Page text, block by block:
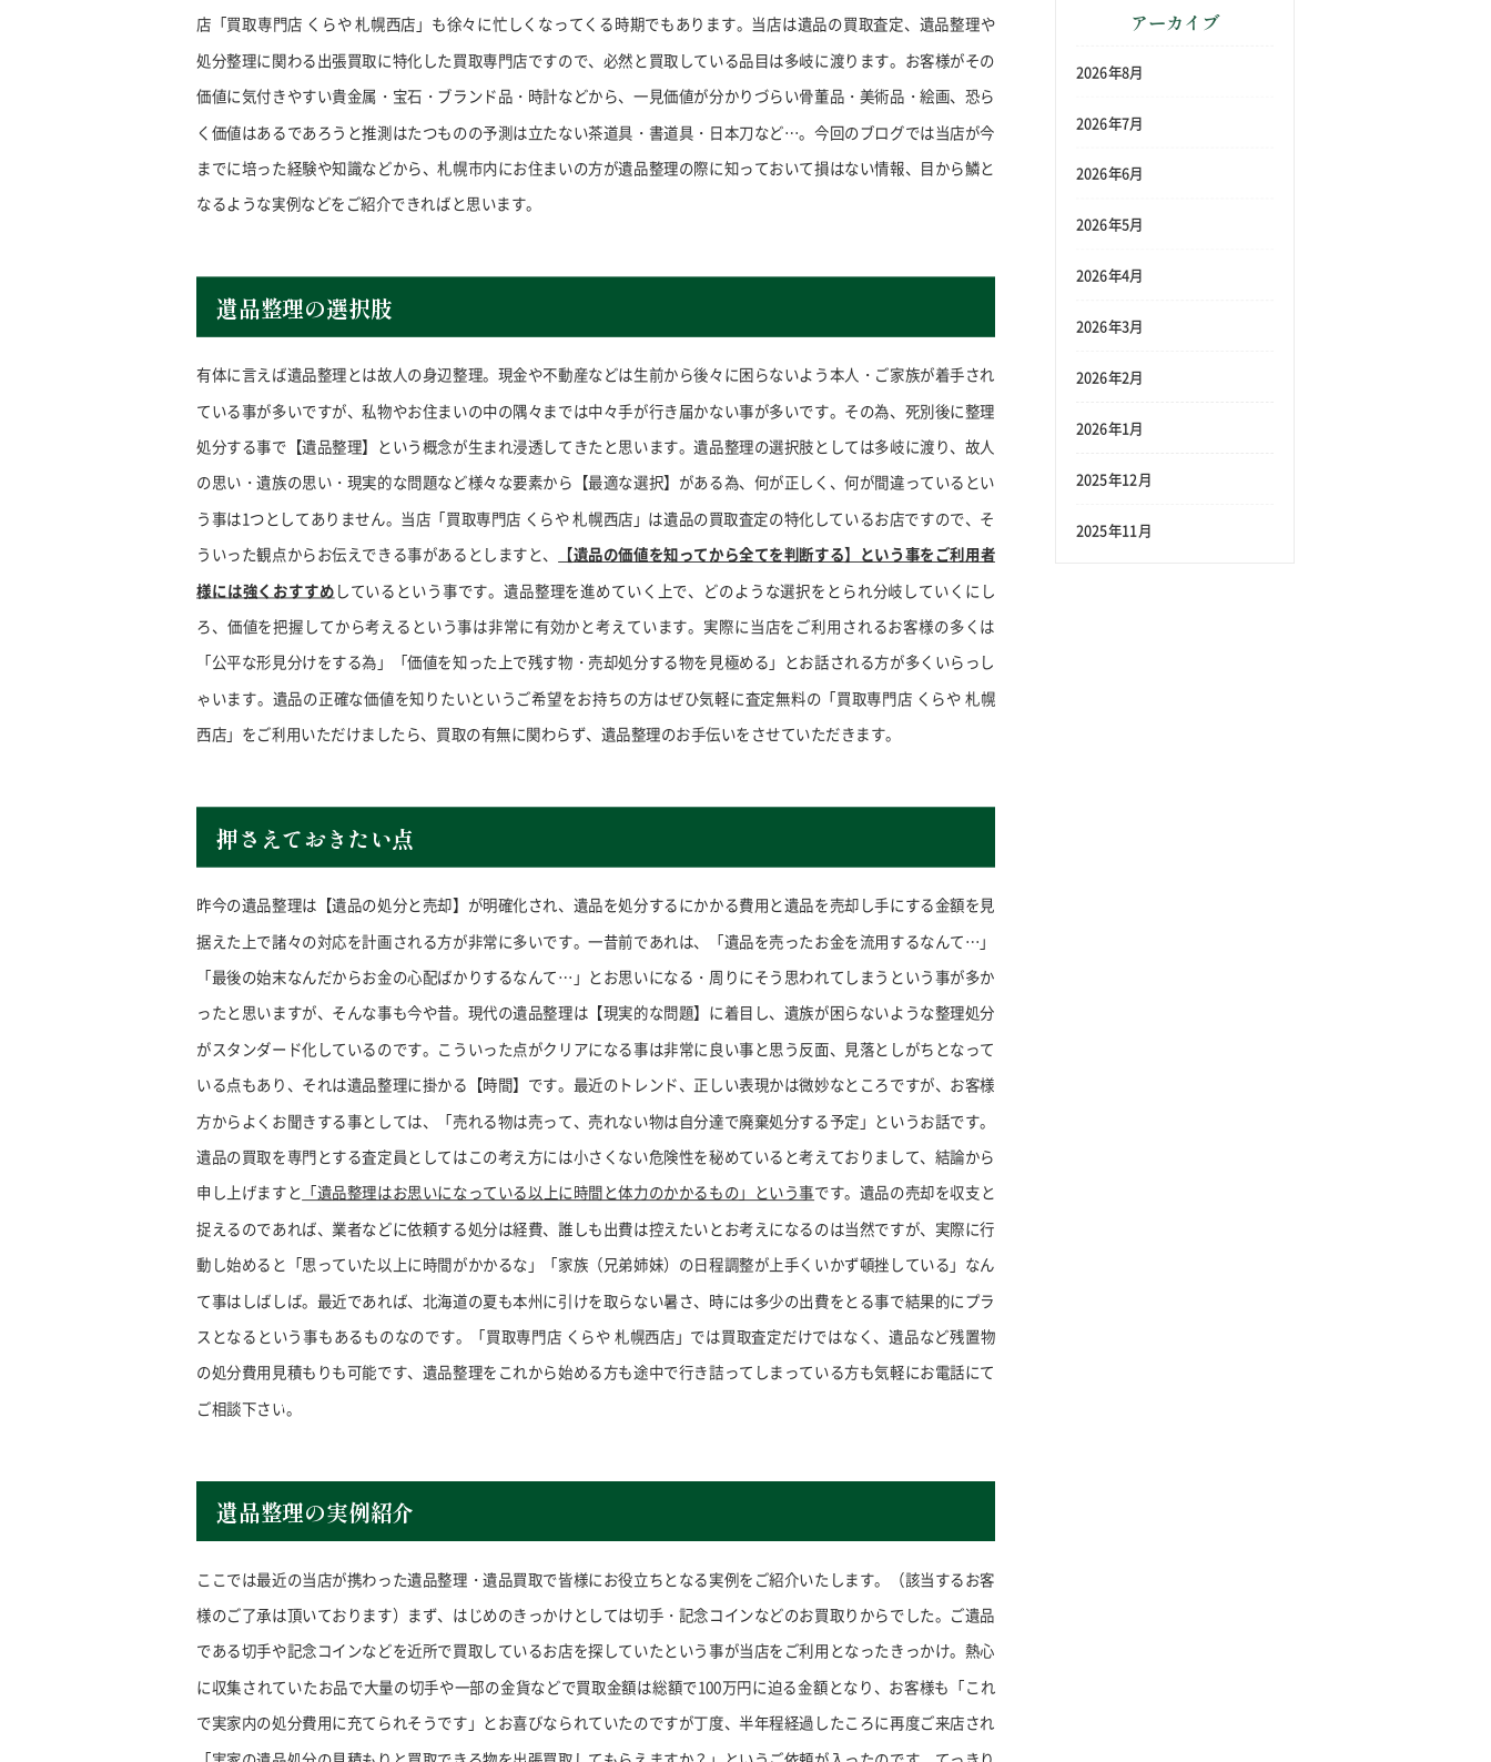
店「買取専門店 くらや 札幌西店」も徐々に忙しくなってくる時期でもあります。当店は遺品の買取査定、遺品整理や
処分整理に関わる出張買取に特化した買取専門店ですので、必然と買取している品目は多岐に渡ります。お客様がその
価値に気付きやすい貴金属・宝石・ブランド品・時計などから、一見価値が分かりづらい骨董品・美術品・絵画、恐ら
く価値はあるであろうと推測はたつものの予測は立たない茶道具・書道具・日本刀など…。今回のブログでは当店が今
までに培った経験や知識などから、札幌市内にお住まいの方が遺品整理の際に知っておいて損はない情報、目から鱗と
なるような実例などをご紹介できればと思います。
遺品整理の選択肢
有体に言えば遺品整理とは故人の身辺整理。現金や不動産などは生前から後々に困らないよう本人・ご家族が着手され
ている事が多いですが、私物やお住まいの中の隅々までは中々手が行き届かない事が多いです。その為、死別後に整理
処分する事で【遺品整理】という概念が生まれ浸透してきたと思います。遺品整理の選択肢としては多岐に渡り、故人
の思い・遺族の思い・現実的な問題など様々な要素から【最適な選択】がある為、何が正しく、何が間違っているとい
う事は1つとしてありません。当店「買取専門店 くらや 札幌西店」は遺品の買取査定の特化しているお店ですので、そ
ういった観点からお伝えできる事があるとしますと、 【遺品の価値を知ってから全てを判断する】という事をご利用者
様には強くおすすめ しているという事です。遺品整理を進めていく上で、どのような選択をとられ分岐していくにし
ろ、価値を把握してから考えるという事は非常に有効かと考えています。実際に当店をご利用されるお客様の多くは
「公平な形見分けをする為」「価値を知った上で残す物・売却処分する物を見極める」とお話される方が多くいらっし
ゃいます。遺品の正確な価値を知りたいというご希望をお持ちの方はぜひ気軽に査定無料の「買取専門店 くらや 札幌
西店」をご利用いただけましたら、買取の有無に関わらず、遺品整理のお手伝いをさせていただきます。
押さえておきたい点
昨今の遺品整理は【遺品の処分と売却】が明確化され、遺品を処分するにかかる費用と遺品を売却し手にする金額を見
据えた上で諸々の対応を計画される方が非常に多いです。一昔前であれは、「遺品を売ったお金を流用するなんて…」
「最後の始末なんだからお金の心配ばかりするなんて…」とお思いになる・周りにそう思われてしまうという事が多か
ったと思いますが、そんな事も今や昔。現代の遺品整理は【現実的な問題】に着目し、遺族が困らないような整理処分
がスタンダード化しているのです。こういった点がクリアになる事は非常に良い事と思う反面、見落としがちとなって
いる点もあり、それは遺品整理に掛かる【時間】です。最近のトレンド、正しい表現かは微妙なところですが、お客様
方からよくお聞きする事としては、「売れる物は売って、売れない物は自分達で廃棄処分する予定」というお話です。
遺品の買取を専門とする査定員としてはこの考え方には小さくない危険性を秘めていると考えておりまして、結論から
申し上げますと 「遺品整理はお思いになっている以上に時間と体力のかかるもの」という事です。遺品の売却を収支と
捉えるのであれば、業者などに依頼する処分は経費、誰しも出費は控えたいとお考えになるのは当然ですが、実際に行
動し始めると「思っていた以上に時間がかかるな」「家族（兄弟姉妹）の日程調整が上手くいかず頓挫している」なん
て事はしばしば。最近であれば、北海道の夏も本州に引けを取らない暑さ、時には多少の出費をとる事で結果的にプラ
スとなるという事もあるものなのです。「買取専門店 くらや 札幌西店」では買取査定だけではなく、遺品など残置物
の処分費用見積もりも可能です、遺品整理をこれから始める方も途中で行き詰ってしまっている方も気軽にお電話にて
ご相談下さい。
遺品整理の実例紹介
ここでは最近の当店が携わった遺品整理・遺品買取で皆様にお役立ちとなる実例をご紹介いたします。（該当するお客
様のご了承は頂いております）まず、はじめのきっかけとしては切手・記念コインなどのお買取りからでした。ご遺品
である切手や記念コインなどを近所で買取しているお店を探していたという事が当店をご利用となったきっかけ。熱心
に収集されていたお品で大量の切手や一部の金貨などで買取金額は総額で100万円に迫る金額となり、お客様も「これ
で実家内の処分費用に充てられそうです」とお喜びなられていたのですが丁度、半年程経過したころに再度ご来店され
アーカイブ
2026年8月
2026年7月
2026年6月
2026年5月
2026年4月
2026年3月
2026年2月
2026年1月
2025年12月
2025年11月